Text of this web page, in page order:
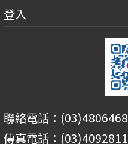
登入
聯絡電話：(03)4806468
傳真電話：(03)4092811